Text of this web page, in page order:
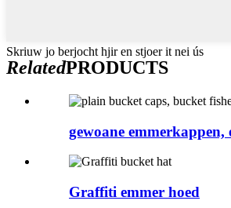
Skriuw jo berjocht hjir en stjoer it nei ús
RelatedPRODUCTS
gewoane
Graffiti emmer hoed